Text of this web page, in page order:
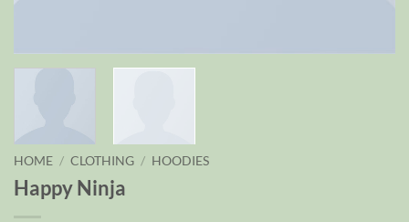
HOME / CLOTHING / HOODIES
Happy Ninja